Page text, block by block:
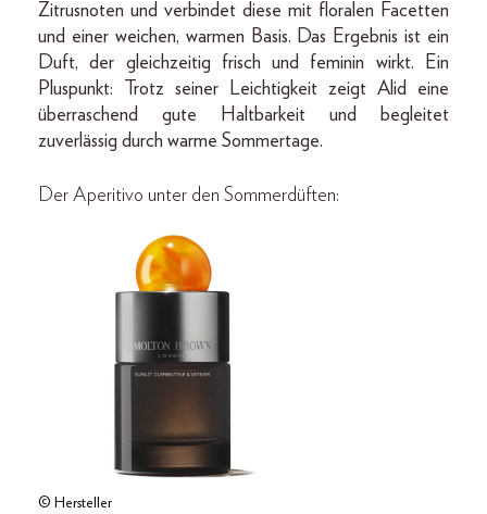
Zitrusnoten und verbindet diese mit floralen Facetten
und einer weichen, warmen Basis. Das Ergebnis ist ein
Duft, der gleichzeitig frisch und feminin wirkt. Ein
Pluspunkt: Trotz seiner Leichtigkeit zeigt Alid eine
überraschend gute Haltbarkeit und begleitet
zuverlässig durch warme Sommertage.
Der Aperitivo unter den Sommerdüften:
© Hersteller